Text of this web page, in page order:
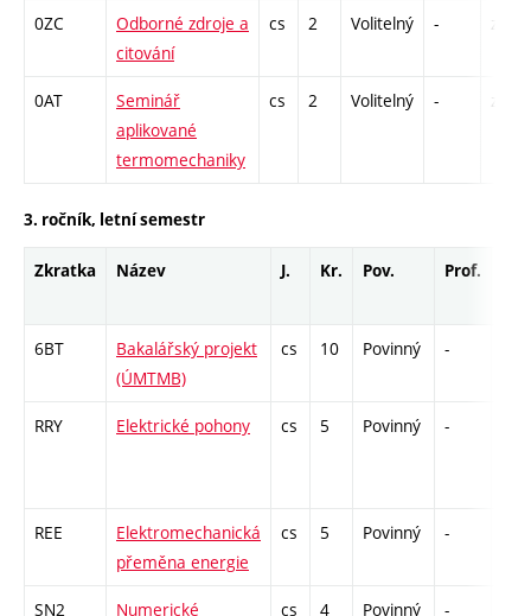
0ZC
Odborné zdroje a
citování
cs 2 Volitelný - zá
0AT
Seminář
aplikované
termomechaniky
cs 2 Volitelný - zá
3. ročník, letní semestr
Zkratka Název J. Kr. Pov. Prof.
6BT
Bakalářský projekt
(ÚMTMB)
cs 10 Povinný -
RRY Elektrické pohony cs 5 Povinný -
REE
Elektromechanická
přeměna energie
cs 5 Povinný -
SN2
Numerické
cs 4 Povinný -